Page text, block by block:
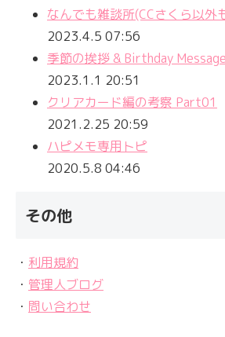
なんでも雑談所(CCさくら以外
2023.4.5 07:56
季節の挨拶 & Birthday Message
2023.1.1 20:51
クリアカード編の考察 Part01
2021.2.25 20:59
ハピメモ専用トピ
2020.5.8 04:46
その他
・ 利用規約
・ 管理人ブログ
・ 問い合わせ